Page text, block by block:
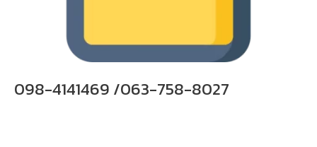
098-4141469 /063-758-8027